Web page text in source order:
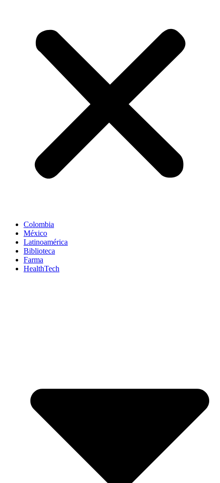
Colombia
México
Latinoamérica
Biblioteca
Farma
HealthTech